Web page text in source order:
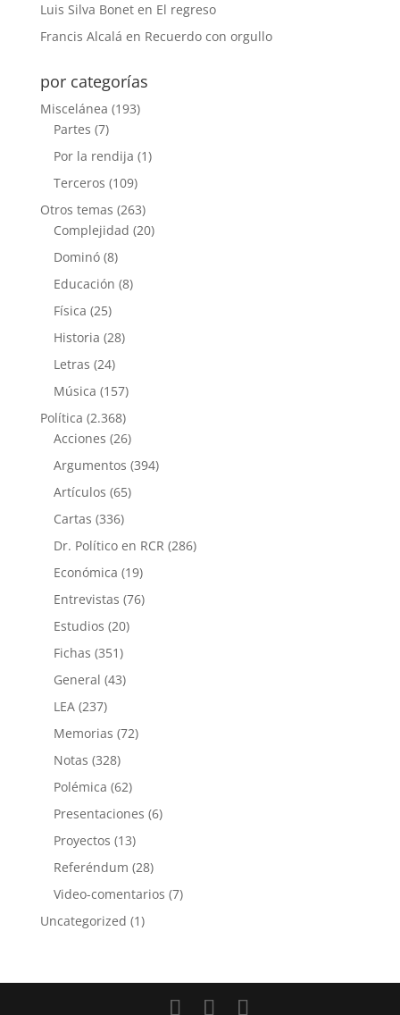
Luis Silva Boneten El regreso
Francis Alcalá en Recuerdo con orgullo
por categorías
Miscelánea (193)
Partes (7)
Por la rendija (1)
Terceros (109)
Otros temas (263)
Complejidad (20)
Dominó(8)
Educación (8)
Física (25)
Historia (28)
Letras (24)
Música (157)
Política (2.368)
Acciones (26)
Argumentos (394)
Artículos (65)
Cartas (336)
Dr. Político en RCR (286)
Económica (19)
Entrevistas (76)
Estudios (20)
Fichas (351)
General (43)
LEA(237)
Memorias (72)
Notas (328)
Polémica (62)
Presentaciones (6)
Proyectos (13)
Referéndum (28)
Video-comentarios (7)
Uncategorized (1)